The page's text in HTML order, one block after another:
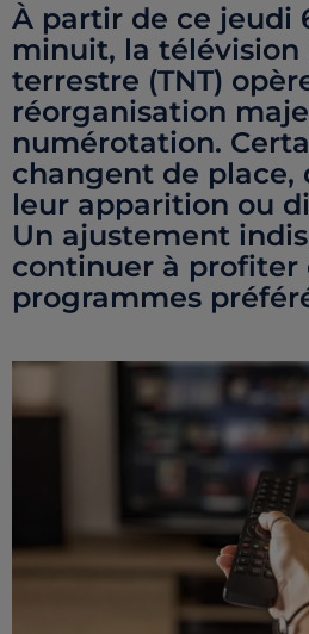
À partir de ce jeudi
minuit, la
terrestre (TNT)
réorganisation
numérotation.
changent de place,
leur apparition ou
Un ajustement
continuer à profiter
programmes